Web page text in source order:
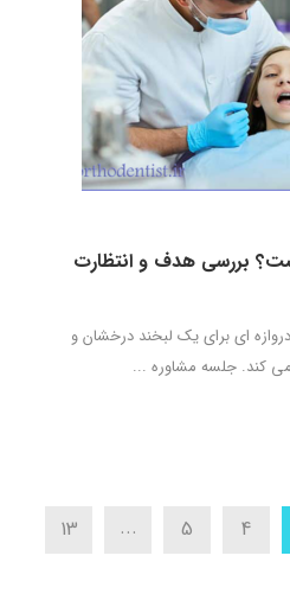
بررسی هدف و انتظارت
ای برای یک لبخند درخشان و
کند. جلسه مشاوره ...
4
5
...
13